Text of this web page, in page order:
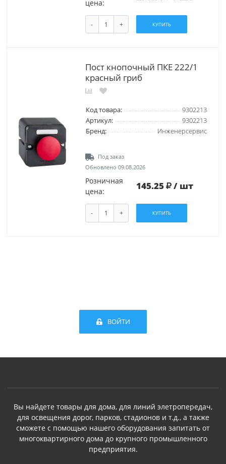
цена:
- + КУПИТЬ
Пост кнопочный ПКЕ 222/1
красный гриб
Код товара:
9302213
Артикул:
9302213
Бренд:
Инженерсервис
Под заказ
Обновлено 09.08.2026
Розничная
цена:
145.25 / шт
- + КУПИТЬ
ВОЙТИ
Вы найдете товары для дома, для линий элетропередач,
для освещения дорог, парков, стадионов и т.д., а также
сможете с помощью нашего оборудования запитать от
многоквартирного дома до крупного промышленного
предприятия.